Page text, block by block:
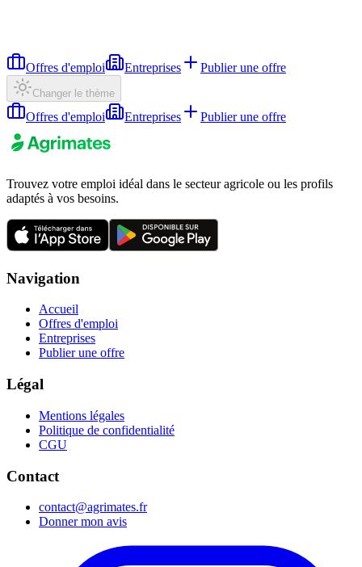
Offres d'emploi Entreprises Publier une offre
Changer le thème
Offres d'emploi Entreprises Publier une offre
Trouvez votre emploi idéal dans le secteur agricole ou les profils
adaptés à vos besoins.
Navigation
Accueil
Offres d'emploi
Entreprises
Publier une offre
Légal
Mentions légales
Politique de confidentialité
CGU
Contact
contact@agrimates.fr
Donner mon avis